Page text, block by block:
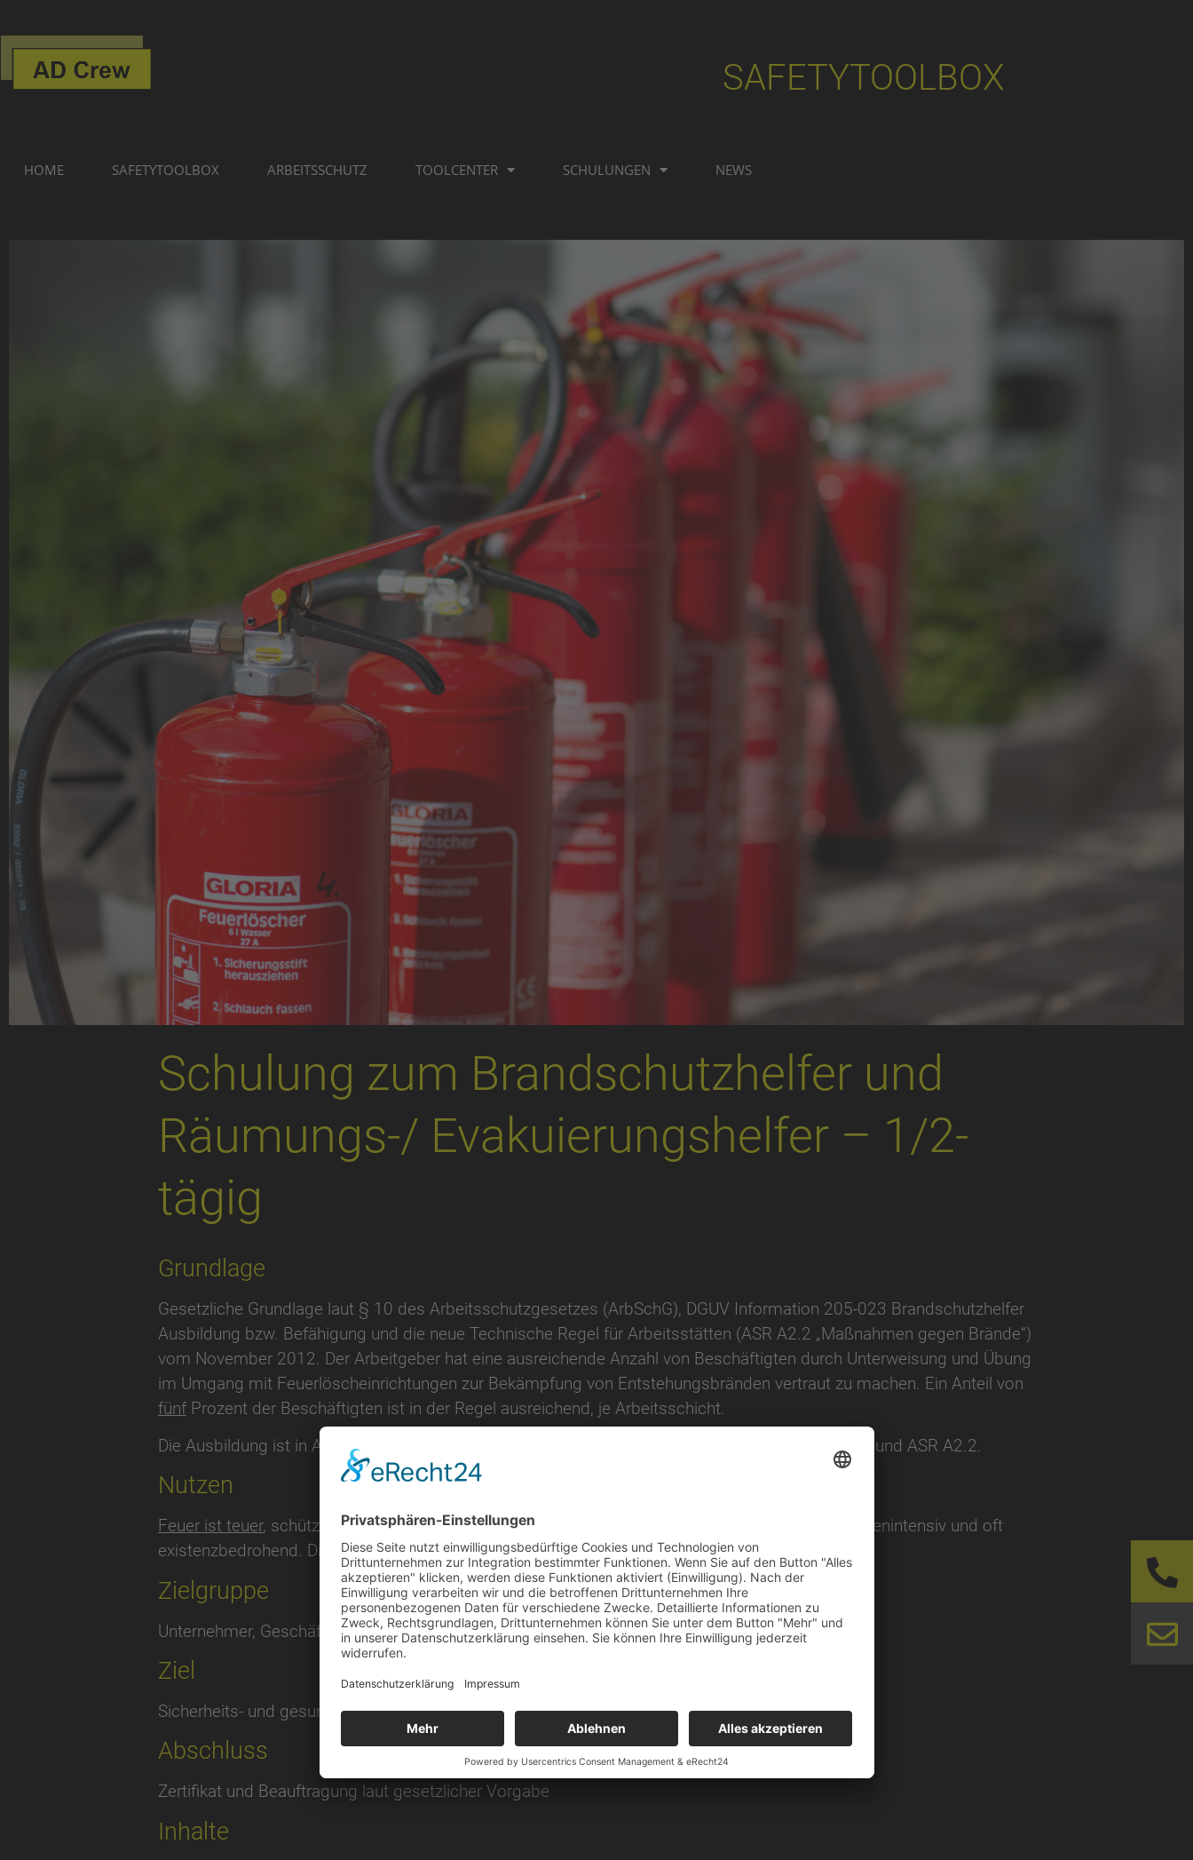
SAFETYTOOLBOX
HOME SAFETYTOOLBOX ARBEITSSCHUTZ TOOLCENTER SCHULUNGEN NEWS
Schulung zum Brandschutzhelfer und
Räumungs-/ Evakuierungshelfer – 1/2-
tägig
Grundlage
Gesetzliche Grundlage laut § 10 des Arbeitsschutzgesetzes (ArbSchG), DGUV Information 205-023 Brandschutzhelfer
Ausbildung bzw. Befähigung und die neue Technische Regel für Arbeitsstätten (ASR A2.2 „Maßnahmen gegen Brände“)
vom November 2012. Der Arbeitgeber hat eine ausreichende Anzahl von Beschäftigten durch Unterweisung und Übung
im Umgang mit Feuerlöscheinrichtungen zur Bekämpfung von Entstehungsbränden vertraut zu machen. Ein Anteil von
fünfProzent der Beschäftigten ist in der Regel ausreichend, je Arbeitsschicht.
Die Ausbildung ist in Abständen von 3 bis 5 Jahren zu wiederholen d.h. nach Vorgaben der DGUV und ASR A2.2.
Nutzen
Feuer ist teuer, schützen Sie Ihre Werte, brandbedingte Betriebsausfälle sind langwierig, sehr kostenintensiv und oft
existenzbedrohend. Diese Zeit muss man sich nehmen, es lohnt sich!
Zielgruppe
Unternehmer, Geschäftsführung, Führungskräfte und Mitarbeiter aus allen Bereichen
Ziel
Sicherheits- und gesundheitsgerechtes Verhalten im Betrieb d.h. WISSEN – KÖNNEN – WOLLEN
Abschluss
Zertifikat und Beauftragung laut gesetzlicher Vorgabe
Inhalte